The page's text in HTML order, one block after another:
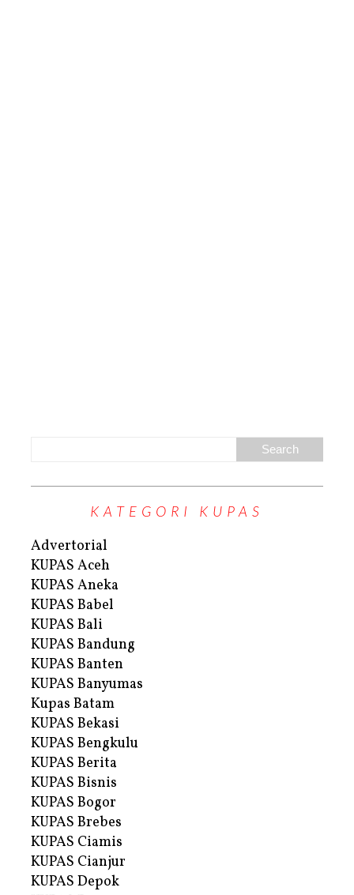
KATEGORI KUPAS
Advertorial
KUPAS Aceh
KUPAS Aneka
KUPAS Babel
KUPAS Bali
KUPAS Bandung
KUPAS Banten
KUPAS Banyumas
Kupas Batam
KUPAS Bekasi
KUPAS Bengkulu
KUPAS Berita
KUPAS Bisnis
KUPAS Bogor
KUPAS Brebes
KUPAS Ciamis
KUPAS Cianjur
KUPAS Depok